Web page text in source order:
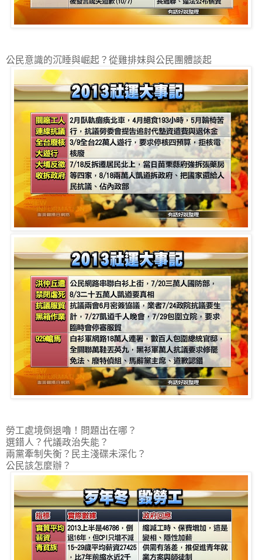
公民意識的沉睡與崛起？從雞排妹與公民團體談起
勞工處境倒退嚕！問題出在哪？
選錯人？代議政治失能？
兩黨牽制失衡？民主淺碟未深化？
公民該怎麼辦？